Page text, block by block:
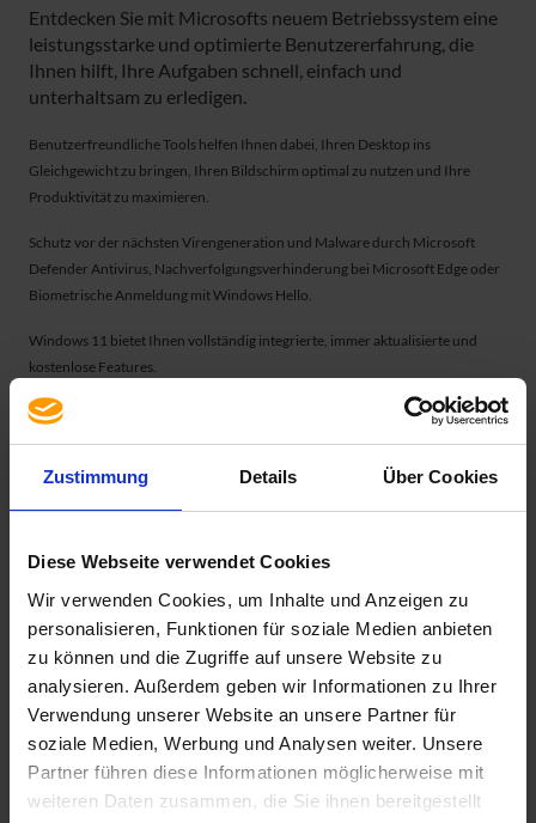
Zustimmung Details Über Cookies
Diese Webseite verwendet Cookies
Wir verwenden Cookies, um Inhalte und Anzeigen zu
personalisieren, Funktionen für soziale Medien anbieten
zu können und die Zugriffe auf unsere Website zu
analysieren. Außerdem geben wir Informationen zu Ihrer
Verwendung unserer Website an unsere Partner für
soziale Medien, Werbung und Analysen weiter. Unsere
Partner führen diese Informationen möglicherweise mit
weiteren Daten zusammen, die Sie ihnen bereitgestellt
Entdecken Sie mit Microsofts neuem Betriebssystem eine
leistungsstarke und optimierte Benutzererfahrung, die
Ihnen hilft, Ihre Aufgaben schnell, einfach und
unterhaltsam zu erledigen.
Benutzerfreundliche Tools helfen Ihnen dabei, Ihren Desktop ins
Gleichgewicht zu bringen, Ihren Bildschirm optimal zu nutzen und Ihre
Produktivität zu maximieren.
Schutz vor der nächsten Virengeneration und Malware durch Microsoft
Defender Antivirus, Nachverfolgungsverhinderung bei Microsoft Edge oder
Biometrische Anmeldung mitWindows Hello.
Windows 11 bietet Ihnen vollständig integrierte, immer aktualisierte und
kostenlose Features.
Spezifikation
Lieferumfang
Lizenzrecht
Sprache
Single Language
Version